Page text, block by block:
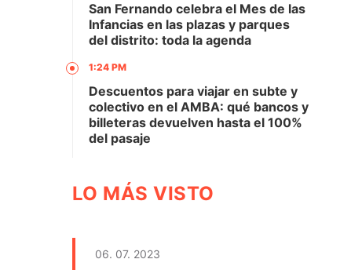
San Fernando celebra el Mes de las
Infancias en las plazas y parques
del distrito: toda la agenda
1:24 PM
Descuentos para viajar en subte y
colectivo en el AMBA: qué bancos y
billeteras devuelven hasta el 100%
del pasaje
LO MÁS VISTO
06. 07. 2023